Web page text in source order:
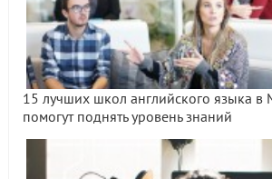
15 лучших школ английского языка в
помогут поднять уровень знаний